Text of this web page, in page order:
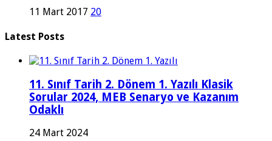
11 Mart 2017 20
Latest Posts
11. Sınıf Tarih 2. Dönem 1. Yazılı Klasik
Sorular 2024, MEB Senaryo ve Kazanım
Odaklı
24 Mart 2024